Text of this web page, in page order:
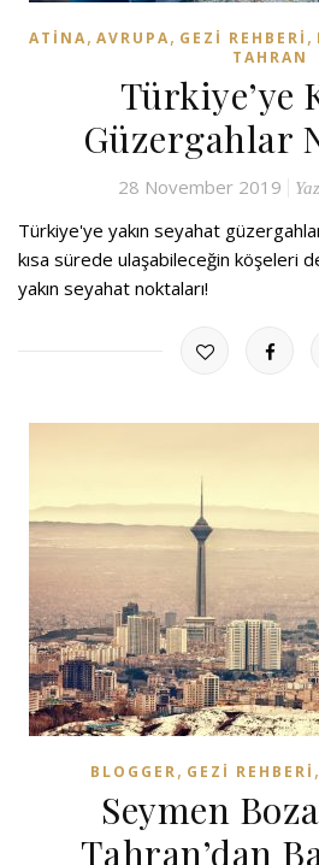
ATINA, AVRUPA, GEZI REHBERI ,
TAHRAN
Türkiye’ye
Güzergahlar
28 November 2019
Türkiye'ye yakın seyahat
kısa sürede ulaşabileceğin köşeleri
yakın seyahat noktaları!
BLOGGER, GEZI REHBERI ,
Seymen
Tahran’dan